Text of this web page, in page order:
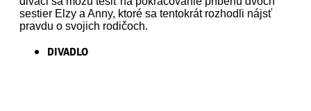
sestier Elzy a Anny, ktoré sa tentokrát rozhodli nájsť
pravdu o svojich rodičoch.
DIVADLO